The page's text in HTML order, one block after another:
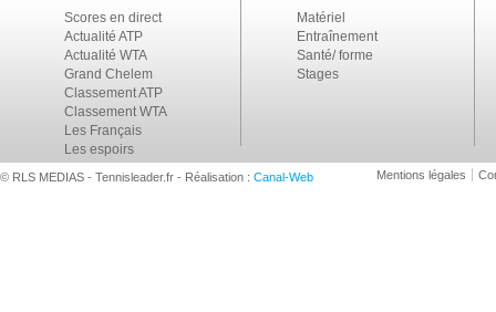
Scores en direct
Actualité ATP
Actualité WTA
Grand Chelem
Classement ATP
Classement WTA
Les Français
Les espoirs
Matériel
Entraînement
Santé/ forme
Stages
© RLS MEDIAS - Tennisleader.fr - Réalisation : Canal-Web Mentions légales